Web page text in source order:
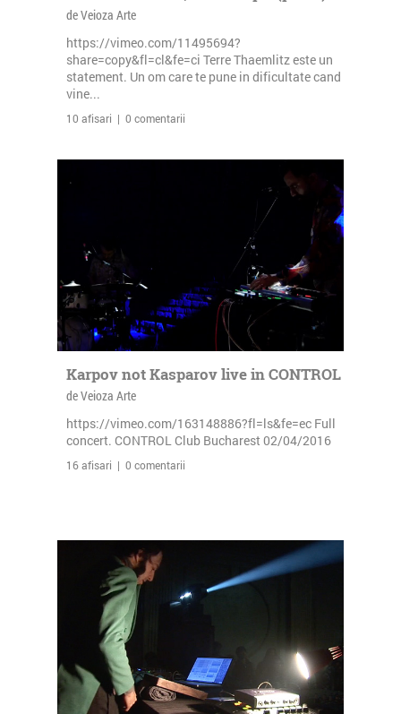
de Veioza Arte
https://vimeo.com/11495694?
share=copy&fl=cl&fe=ci Terre Thaemlitz este un
statement. Un om care te pune in dificultate cand
vine...
10 afisari | 0 comentarii
Karpov not Kasparov live in CONTROL
de Veioza Arte
https://vimeo.com/163148886?fl=ls&fe=ec Full
concert. CONTROL Club Bucharest 02/04/2016
16 afisari | 0 comentarii